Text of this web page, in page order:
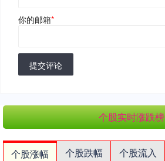
你的邮箱*
提交评论
个股实时涨跌榜
个股涨幅 个股跌幅 个股流入